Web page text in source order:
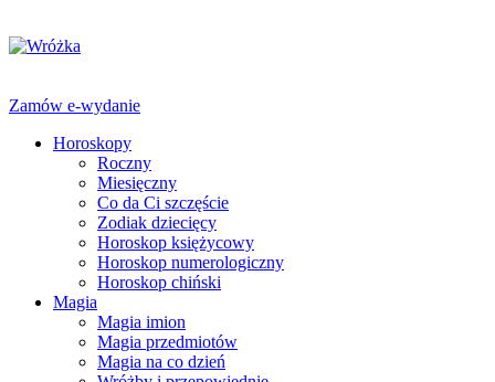
Zamów e-wydanie
Horoskopy
Roczny
Miesięczny
Co da Ci szczęście
Zodiak dziecięcy
Horoskop księżycowy
Horoskop numerologiczny
Horoskop chiński
Magia
Magia imion
Magia przedmiotów
Magia na co dzień